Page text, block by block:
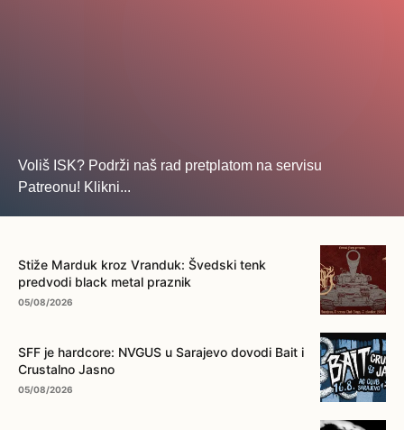
Voliš ISK? Podrži naš rad pretplatom na servisu
Patreonu! Klikni...
Stiže Marduk kroz Vranduk: Švedski tenk
predvodi black metal praznik
05/08/2026
SFF je hardcore: NVGUS u Sarajevo dovodi Bait i
Crustalno Jasno
05/08/2026